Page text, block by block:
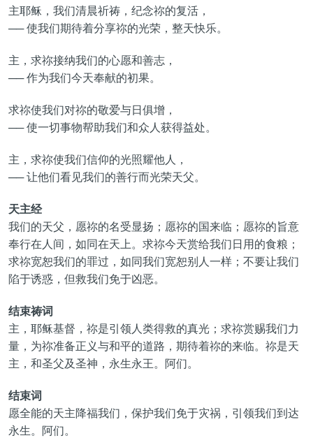
主耶稣，我们清晨祈祷，纪念祢的复活，
── 使我们期待着分享祢的光荣，整天快乐。
主，求祢接纳我们的心愿和善志，
── 作为我们今天奉献的初果。
求祢使我们对祢的敬爱与日俱增，
── 使一切事物帮助我们和众人获得益处。
主，求祢使我们信仰的光照耀他人，
── 让他们看见我们的善行而光荣天父。
天主经
我们的天父，愿祢的名受显扬；愿祢的国来临；愿祢的旨意
奉行在人间，如同在天上。求祢今天赏给我们日用的食粮；
求祢宽恕我们的罪过，如同我们宽恕别人一样；不要让我们
陷于诱惑，但救我们免于凶恶。
结束祷词
主，耶稣基督，祢是引领人类得救的真光；求祢赏赐我们力
量，为祢准备正义与和平的道路，期待着祢的来临。祢是天
主，和圣父及圣神，永生永王。阿们。
结束词
愿全能的天主降福我们，保护我们免于灾祸，引领我们到达
永生。阿们。